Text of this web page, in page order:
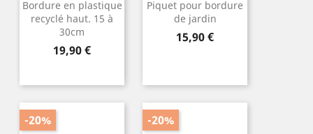
Bordure en plastique
recyclé haut. 15 à
30cm
Prix
19,90 €
Piquet pour bordure
de jardin
Prix
15,90 €
-20% -20%